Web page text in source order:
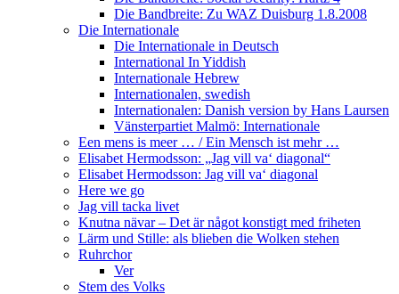
Die Bandbreite: Zu WAZ Duisburg 1.8.2008
Die Internationale
Die Internationale in Deutsch
International In Yiddish
Internationale Hebrew
Internationalen, swedish
Internationalen: Danish version by Hans Laursen
Vänsterpartiet Malmö: Internationale
Een mens is meer … / Ein Mensch ist mehr …
Elisabet Hermodsson: „Jag vill va‘ diagonal“
Elisabet Hermodsson: Jag vill va‘ diagonal
Here we go
Jag vill tacka livet
Knutna nävar – Det är något konstigt med friheten
Lärm und Stille: als blieben die Wolken stehen
Ruhrchor
Ver
Stem des Volks